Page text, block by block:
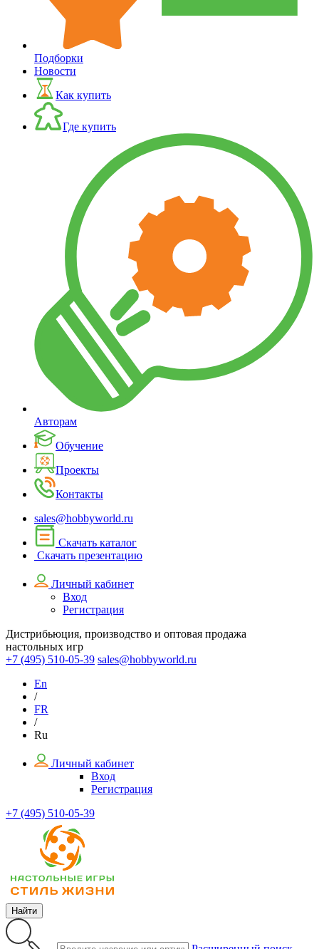
Подборки
Новости
Как купить
Где купить
Авторам
Обучение
Проекты
Контакты
sales@hobbyworld.ru
Скачать каталог
Скачать презентацию
Личный кабинет
Вход
Регистрация
Дистрибьюция, производство и оптовая продажа
настольных игр
+7 (495) 510-05-39 sales@hobbyworld.ru
En
/
FR
/
Ru
Личный кабинет
Вход
Регистрация
+7 (495) 510-05-39
Найти